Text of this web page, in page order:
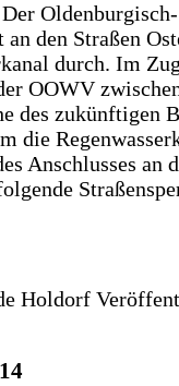
Oldenburgisch-
den Straßen
durch. Im
OOWV
des zukünftigen
die
Anschlusses an
Holdorf